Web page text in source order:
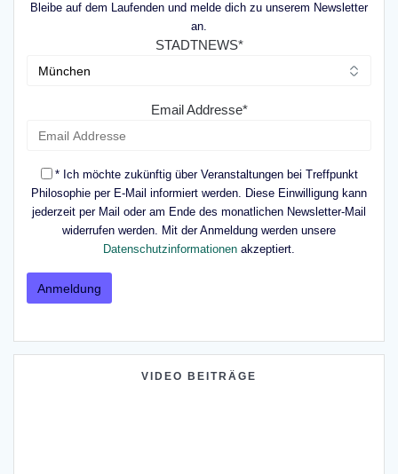
Bleibe auf dem Laufenden und melde dich zu unserem Newsletter
an.
STADTNEWS*
Email Addresse*
* Ich möchte zukünftig über Veranstaltungen bei Treffpunkt
Philosophie per E-Mail informiert werden. Diese Einwilligung kann
jederzeit per Mail oder am Ende des monatlichen Newsletter-Mail
widerrufen werden. Mit der Anmeldung werden unsere
Datenschutzinformationen akzeptiert.
VIDEO BEITRÄGE